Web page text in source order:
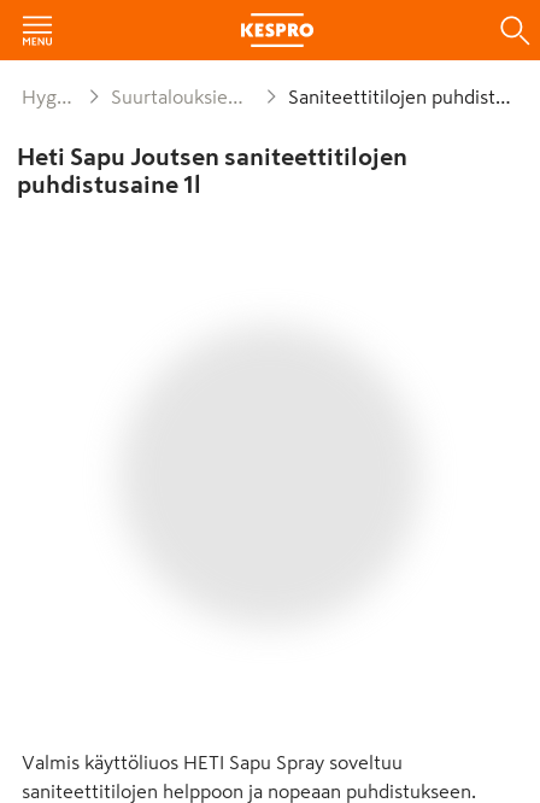
Hygienia ja siivous Suurtalouksien puhdistus- ja hoitoaineet Saniteettitilojen puhdistusaineet
Heti Sapu Joutsen saniteettitilojen
puhdistusaine 1l
Valmis käyttöliuos HETI Sapu Spray soveltuu
saniteettitilojen helppoon ja nopeaan puhdistukseen.